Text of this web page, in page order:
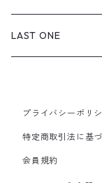
中鉢（12cm～）
ボウル
飯碗
どんぶり
湯のみ・カップ
急須・ポット
箸置
福泉窯
一峰窯
白山陶器
LAST ONE
プライバシーポリ
特定商取引法に基
会員規約